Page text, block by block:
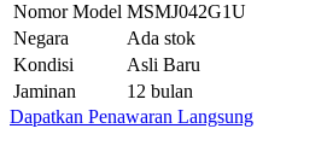
Nomor Model MSMJ042G1U
Negara
Ada stok
Kondisi
Asli Baru
Jaminan
12 bulan
Dapatkan Penawaran Langsung